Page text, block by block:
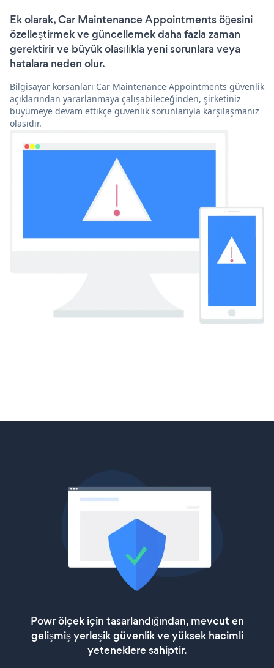
Ek olarak, Car Maintenance Appointments öğesini
özelleştirmek ve güncellemek daha fazla zaman
gerektirir ve büyük olasılıkla yeni sorunlara veya
hatalara neden olur.
Bilgisayar korsanları Car Maintenance Appointments güvenlik
açıklarından yararlanmaya çalışabileceğinden, şirketiniz
büyümeye devam ettikçe güvenlik sorunlarıyla karşılaşmanız
olasıdır.
Powr ölçek için tasarlandığından, mevcut en
gelişmiş yerleşik güvenlik ve yüksek hacimli
yeteneklere sahiptir.